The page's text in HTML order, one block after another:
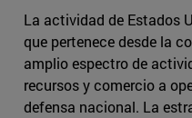
La actividad de Estados
que pertenece desde la
amplio espectro de
recursos y comercio a
defensa nacional. La